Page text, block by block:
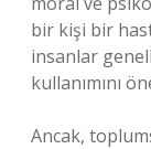
bir kişi bir
insanlar
kullanımını
Ancak,